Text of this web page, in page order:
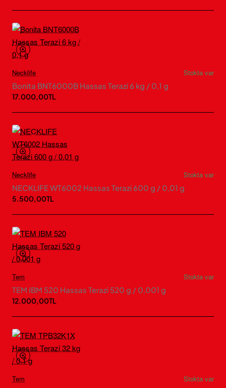
Necklife
Stokta var
Bonita BNT6000B Hassas Terazi 6 kg / 0,1 g
17.000,00TL
Necklife
Stokta var
NECKLIFE WT6002 Hassas Terazi 600 g / 0,01 g
5.500,00TL
Tem
Stokta var
TEM IBM 520 Hassas Terazi 520 g / 0,001 g
12.000,00TL
Tem
Stokta var